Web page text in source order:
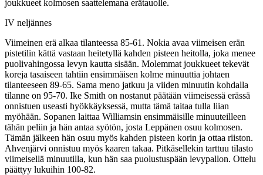
joukkueet kolmosen saattelemana erätauolle.
IV neljännes
Viimeinen erä alkaa tilanteessa 85-61. Nokia avaa viimeisen erän
pistetilin kättä vastaan heitetyllä kahden pisteen heitolla, joka menee
puolivahingossa levyn kautta sisään. Molemmat joukkueet tekevät
koreja tasaiseen tahtiin ensimmäisen kolme minuuttia johtaen
tilanteeseen 89-65. Sama meno jatkuu ja viiden minuutin kohdalla
tilanne on 95-70. Ike Smith on nostanut päätään viimeisessä erässä
onnistuen useasti hyökkäyksessä, mutta tämä taitaa tulla liian
myöhään. Sopanen laittaa Williamsin ensimmäisille minuuteilleen
tähän peliin ja hän antaa syötön, josta Leppänen osuu kolmosen.
Tämän jälkeen hän osuu myös kahden pisteen korin ja ottaa riiston.
Ahvenjärvi onnistuu myös kaaren takaa. Pitkäsellekin tarttuu tilasto
viimeisellä minuutilla, kun hän saa puolustuspään levypallon. Ottelu
päättyy lukuihin 100-82.